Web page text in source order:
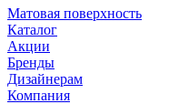
Матовая поверхность
Каталог
Акции
Бренды
Дизайнерам
Компания